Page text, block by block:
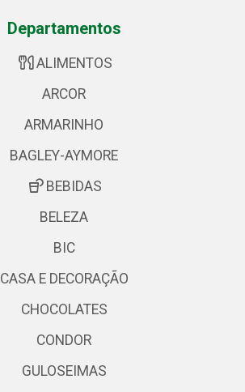
Departamentos
ALIMENTOS
ARCOR
ARMARINHO
BAGLEY-AYMORE
BEBIDAS
BELEZA
BIC
CASA E DECORAÇÃO
CHOCOLATES
CONDOR
GULOSEIMAS